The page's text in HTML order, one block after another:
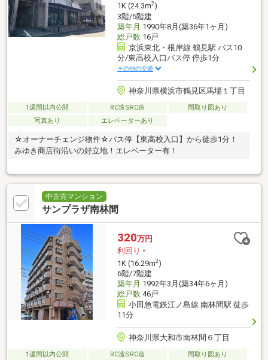
1K (24.3m2)
3階/5階建
築年月 1990年8月(築36年1ヶ月)
総戸数16戸
京浜東北・根岸線 鶴見駅 バス10
分/東高校入口バス停 停歩1分
その他の交通
神奈川県横浜市鶴見区馬場１丁目
1週間以内公開 RC造SRC造
間取り図あり
写真あり
エレベーターあり
☆オーナーチェンジ物件☆バス停【東高校入口】から徒歩1分！
みゆき商店街沿いの好立地！エレベーター有！
中古売マンション
サンプラザ南林間
320万円
利回り -
1K (16.29m2)
6階/7階建
築年月 1992年3月(築34年6ヶ月)
総戸数46戸
小田急電鉄江ノ島線 南林間駅 徒歩
11分
神奈川県大和市南林間６丁目
1週間以内公開 RC造SRC造 間取り図あり